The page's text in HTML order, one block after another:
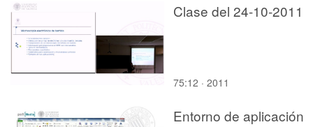
Clase del 24-10-2011
75:12 · 2011
Entorno de aplicación